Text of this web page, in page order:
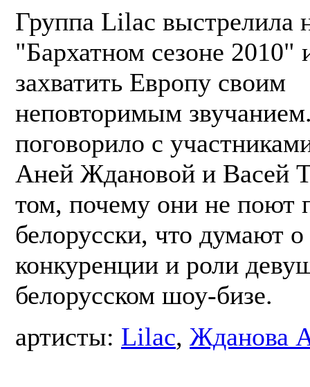
Группа Lilac выстрелила
"Бархатном сезоне 2010"
захватить Европу своим
неповторимым
поговорило с
Аней Ждановой и Васей
том, почему они не поют
белорусски, что думают
конкуренции и роли
белорусском шоу-бизе.
артисты: Lilac, Жданова